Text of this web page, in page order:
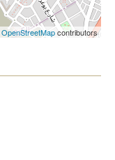
OpenStreetMapcontributors